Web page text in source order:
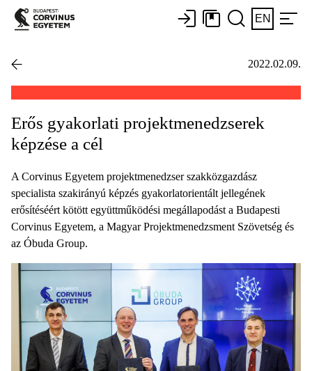
EN
2022.02.09.
Erős gyakorlati projektmenedzserek
képzése a cél
A Corvinus Egyetem projektmenedzser szakközgazdász
specialista szakirányú képzés gyakorlatorientált jellegének
erősítéséért kötött együttműködési megállapodást a Budapesti
Corvinus Egyetem, a Magyar Projektmenedzsment Szövetség és
az Óbuda Group.